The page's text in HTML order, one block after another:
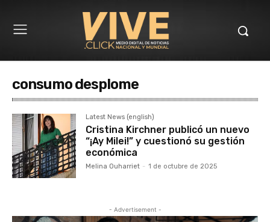
consumo desplome
Latest News (english)
Cristina Kirchner publicó un nuevo
“¡Ay Milei!” y cuestionó su gestión
económica
Melina Ouharriet - 1 de octubre de 2025
- Advertisement -